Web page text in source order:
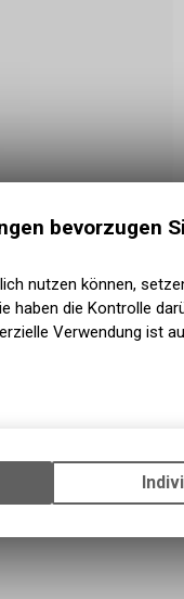
bevorzugen
nutzen können,
haben die Kontrolle
Verwendung ist
Funktionen
zu ermöglichen. Bitte